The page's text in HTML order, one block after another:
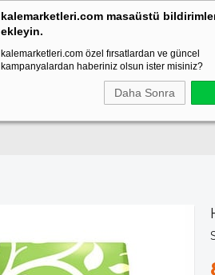
kalemarketleri.com masaüstü
ekleyin.
kalemarketleri.com özel fırsatlardan ve güncel
kampanyalardan haberiniz olsun ister misiniz?
Daha Sonra